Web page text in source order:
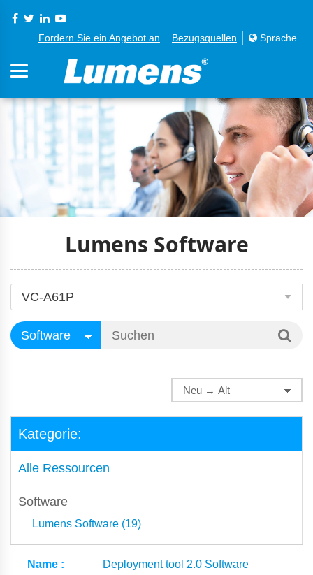
Fordern Sie ein Angebot an Bezugsquellen Sprache
Lumens Software
Kategorie:
Alle Ressourcen
Software
Lumens Software (19)
Deployment tool 2.0 Software